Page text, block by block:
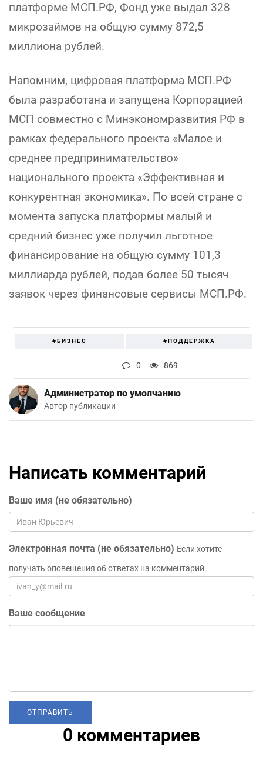
платформе МСП.РФ, Фонд уже выдал 328
микрозаймов на общую сумму 872,5
миллиона рублей.
Напомним, цифровая платформа МСП.РФ
была разработана и запущена Корпорацией
МСП совместно с Минэкономразвития РФ в
рамках федерального проекта «Малое и
среднее предпринимательство»
национального проекта «Эффективная и
конкурентная экономика». По всей стране с
момента запуска платформы малый и
средний бизнес уже получил льготное
финансирование на общую сумму 101,3
миллиарда рублей, подав более 50 тысяч
заявок через финансовые сервисы МСП.РФ.
#БИЗНЕС #ПОДДЕРЖКА
0 869
Администратор по умолчанию
Автор публикации
Написать комментарий
Ваше имя (не обязательно)
Электронная почта (не обязательно) Если хотите
получать оповещения об ответах на комментарий
Ваше сообщение
0 комментариев